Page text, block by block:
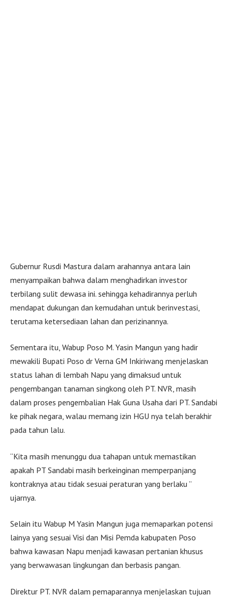
Gubernur Rusdi Mastura dalam arahannya antara lain
menyampaikan bahwa dalam menghadirkan investor
terbilang sulit dewasa ini. sehingga kehadirannya perluh
mendapat dukungan dan kemudahan untuk berinvestasi,
terutama ketersediaan lahan dan perizinannya.
Sementara itu, Wabup Poso M. Yasin Mangun yang hadir
mewakili Bupati Poso dr Verna GM Inkiriwang menjelaskan
status lahan di lembah Napu yang dimaksud untuk
pengembangan tanaman singkong oleh PT. NVR, masih
dalam proses pengembalian Hak Guna Usaha dari PT. Sandabi
ke pihak negara, walau memang izin HGU nya telah berakhir
pada tahun lalu.
“Kita masih menunggu dua tahapan untuk memastikan
apakah PT Sandabi masih berkeinginan memperpanjang
kontraknya atau tidak sesuai peraturan yang berlaku ”
ujarnya.
Selain itu Wabup M Yasin Mangun juga memaparkan potensi
lainya yang sesuai Visi dan Misi Pemda kabupaten Poso
bahwa kawasan Napu menjadi kawasan pertanian khusus
yang berwawasan lingkungan dan berbasis pangan.
Direktur PT. NVR dalam pemaparannya menjelaskan tujuan